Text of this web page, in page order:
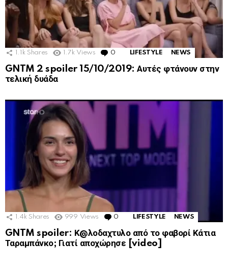
1.1k Shares 1.7k Views 0 Comments
LIFESTYLE NEWS
GNTM 2 spoiler 15/10/2019: Αυτές φτάνουν στην
τελική δυάδα
1.4k Shares 999 Views 0 Comments
LIFESTYLE NEWS
GNTM spoiler: Κ@λοδαχτυλο από το φαβορί Κάτια
Ταραμπάνκο; Γιατί αποχώρησε [video]